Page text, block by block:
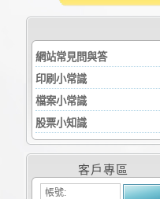
網站常見問與答
印刷小常識
檔案小常識
股票小知識
客戶專區
帳號: